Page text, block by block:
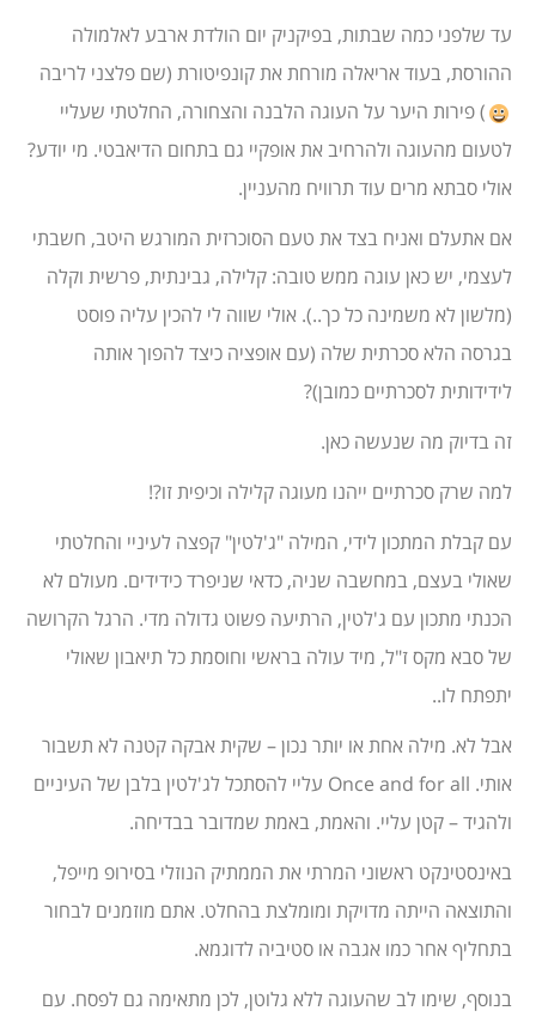
עד שלפני כמה שבתות, בפיקניק יום הולדת ארבע לאלמולה
ההורסת, בעוד אריאלה מורחת את קונפיטורת (שם פלצני לריבה
) פירות היער על העוגה הלבנה והצחורה, החלטתי שעליי
לטעום מהעוגה ולהרחיב את אופקיי גם בתחום הדיאבטי. מי יודע?
אולי סבתא מרים עוד תרוויח מהעניין.
אם אתעלם ואניח בצד את טעם הסוכרזית המורגש היטב, חשבתי
לעצמי, יש כאן עוגה ממש טובה: קלילה, גבינתית, פרשית וקלה
(מלשון לא משמינה כל כך..). אולי שווה לי להכין עליה פוסט
בגרסה הלא סכרתית שלה (עם אופציה כיצד להפוך אותה
לידידותית לסכרתיים כמובן)?
זה בדיוק מה שנעשה כאן.
למה שרק סכרתיים ייהנו מעוגה קלילה וכיפית זו?!
עם קבלת המתכון לידי, המילה "ג'לטין" קפצה לעיניי והחלטתי
שאולי בעצם, במחשבה שניה, כדאי שניפרד כידידים. מעולם לא
הכנתי מתכון עם ג'לטין, הרתיעה פשוט גדולה מדי. הרגל הקרושה
של סבא מקס ז"ל, מיד עולה בראשי וחוסמת כל תיאבון שאולי
יתפתח לו..
אבל לא. מילה אחת או יותר נכון – שקית אבקה קטנה לא תשבור
אותי. Once and for all עליי להסתכל לג'לטין בלבן של העיניים
ולהגיד – קטן עליי. והאמת, באמת שמדובר בבדיחה.
באינסטינקט ראשוני המרתי את הממתיק הנוזלי בסירופ מייפל,
והתוצאה הייתה מדויקת ומומלצת בהחלט. אתם מוזמנים לבחור
בתחליף אחר כמו אגבה או סטיביה לדוגמא.
בנוסף, שימו לב שהעוגה ללא גלוטן, לכן מתאימה גם לפסח. עם